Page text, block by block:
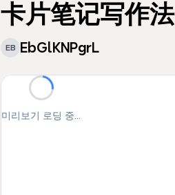
卡片笔记写作法
EB EbGlKNPgrL
미리보기 로딩 중...